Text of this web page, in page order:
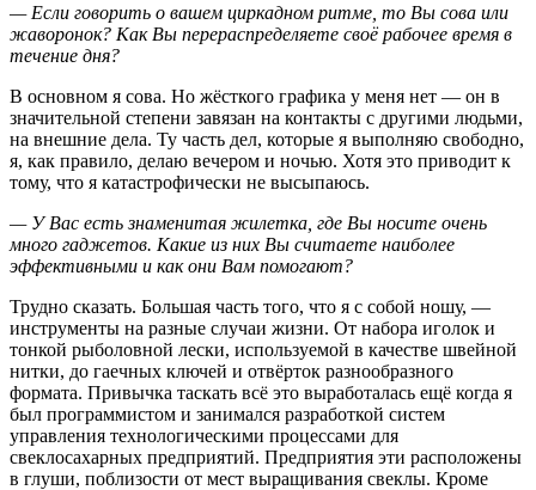
— Если говорить о вашем циркадном ритме, то Вы сова или
жаворонок? Как Вы перераспределяете своё рабочее время в
течение дня?
В основном я сова. Но жёсткого графика у меня нет — он в
значительной степени завязан на контакты с другими людьми,
на внешние дела. Ту часть дел, которые я выполняю свободно,
я, как правило, делаю вечером и ночью. Хотя это приводит к
тому, что я катастрофически не высыпаюсь.
— У Вас есть знаменитая жилетка, где Вы носите очень
много гаджетов. Какие из них Вы считаете наиболее
эффективными и как они Вам помогают?
Трудно сказать. Большая часть того, что я с собой ношу, —
инструменты на разные случаи жизни. От набора иголок и
тонкой рыболовной лески, используемой в качестве швейной
нитки, до гаечных ключей и отвёрток разнообразного
формата. Привычка таскать всё это выработалась ещё когда я
был программистом и занимался разработкой систем
управления технологическими процессами для
свеклосахарных предприятий. Предприятия эти расположены
в глуши, поблизости от мест выращивания свеклы. Кроме